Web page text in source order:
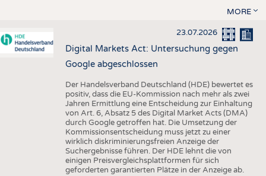
MORE
23.07.2026
Digital Markets Act: Untersuchung gegen
Google abgeschlossen
Der Handelsverband Deutschland (HDE) bewertet es
positiv, dass die EU-Kommission nach mehr als zwei
Jahren Ermittlung eine Entscheidung zur Einhaltung
von Art. 6, Absatz 5 des Digital Market Acts (DMA)
durch Google getroffen hat. Die Umsetzung der
Kommissionsentscheidung muss jetzt zu einer
wirklich diskriminierungsfreien Anzeige der
Suchergebnisse führen. Der HDE lehnt die von
einigen Preisvergleichsplattformen für sich
geforderten garantierten Plätze in der Anzeige ab.